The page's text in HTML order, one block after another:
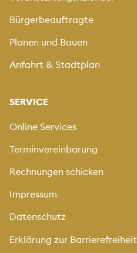
Bürgerbeauftragte
Planen und Bauen
Anfahrt & Stadtplan
SERVICE
Online Services
Terminvereinbarung
Rechnungen schicken
Impressum
Datenschutz
Erklärung zur Barrierefreiheit